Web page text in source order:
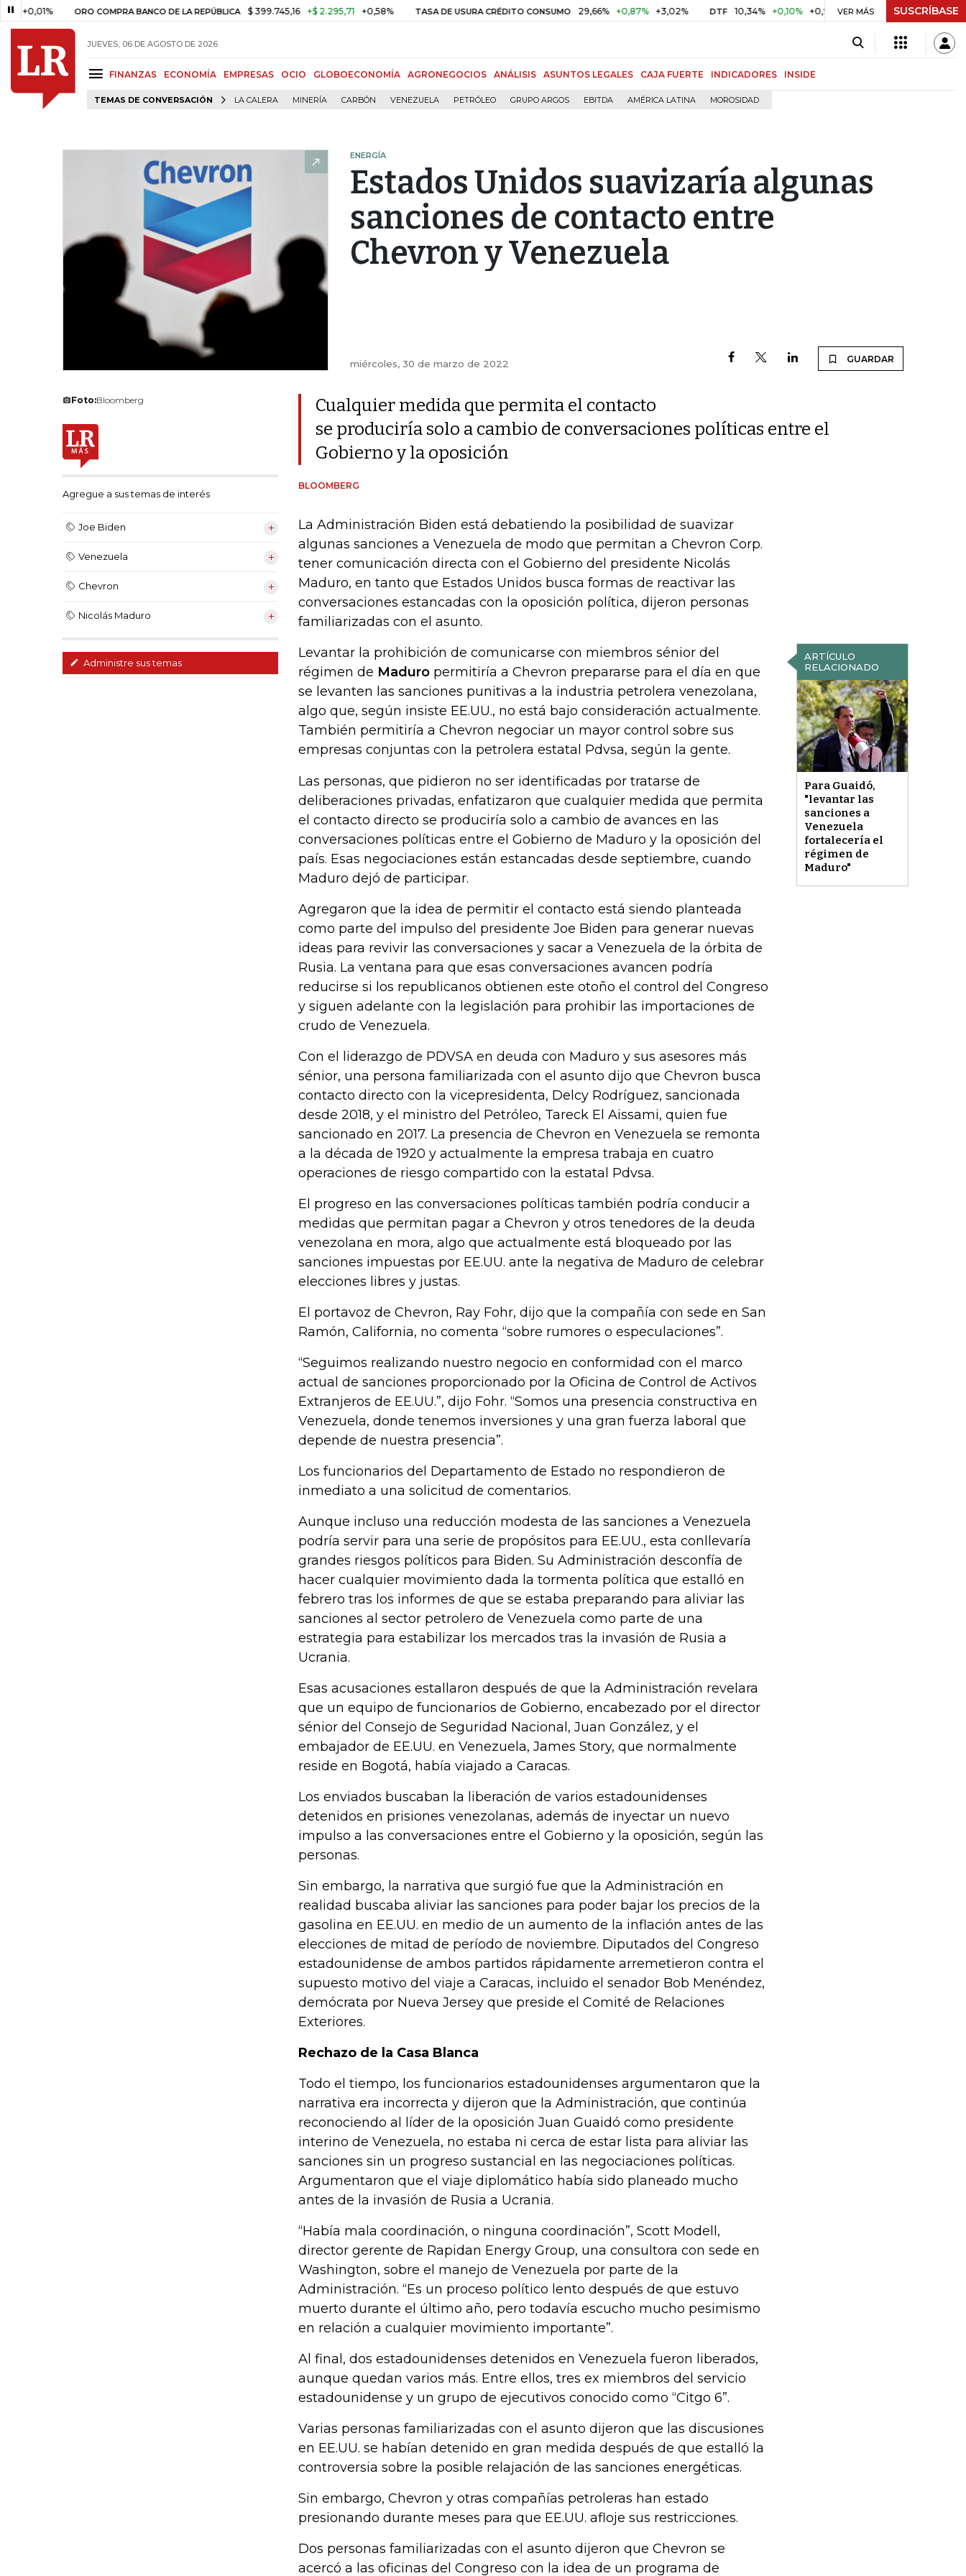
ORO COMPRA BANCO DE LA REPÚBLICA $ 399.745,16 +$ 2.295,71 +0,58% TASA DE USURA CRÉDITO CONSUMO 29,66% +0,87% +3,02% DTF 10,34% +0,10% +0,98% UVR $ 416,86 +$ 0,05 +0,01%
VER MÁS SUSCRÍBASE
JUEVES, 06 DE AGOSTO DE 2026
FINANZAS ECONOMÍA EMPRESAS OCIO GLOBOECONOMÍA AGRONEGOCIOS ANÁLISIS ASUNTOS LEGALES CAJA FUERTE INDICADORES INSIDE
TEMAS DE CONVERSACIÓN LA CALERA MINERÍA CARBÓN VENEZUELA PETRÓLEO GRUPO ARGOS EBITDA AMÉRICA LATINA MOROSIDAD
ENERGÍA
Estados Unidos suavizaría algunas
sanciones de contacto entre
Chevron y Venezuela
miércoles, 30 de marzo de 2022 GUARDAR
Foto:Bloomberg
Agregue a sus temas de interés
Joe Biden
Venezuela
Chevron
Nicolás Maduro
Administre sus temas
Cualquier medida que permita el contacto
se produciría solo a cambio de conversaciones políticas entre el
Gobierno y la oposición
BLOOMBERG
La Administración Biden está debatiendo la posibilidad de suavizar
algunas sanciones a Venezuela de modo que permitan a Chevron Corp.
tener comunicación directa con el Gobierno del presidente Nicolás
Maduro, en tanto que Estados Unidos busca formas de reactivar las
conversaciones estancadas con la oposición política, dijeron personas
familiarizadas con el asunto.
ARTÍCULO
RELACIONADO
Para Guaidó,
"levantar las
sanciones a
Venezuela
fortalecería el
régimen de
Maduro"
Levantar la prohibición de comunicarse con miembros sénior del
régimen de Maduro permitiría a Chevron prepararse para el día en que
se levanten las sanciones punitivas a la industria petrolera venezolana,
algo que, según insiste EE.UU., no está bajo consideración actualmente.
También permitiría a Chevron negociar un mayor control sobre sus
empresas conjuntas con la petrolera estatal Pdvsa, según la gente.
Las personas, que pidieron no ser identificadas por tratarse de
deliberaciones privadas, enfatizaron que cualquier medida que permita
el contacto directo se produciría solo a cambio de avances en las
conversaciones políticas entre el Gobierno de Maduro y la oposición del
país. Esas negociaciones están estancadas desde septiembre, cuando
Maduro dejó de participar.
Agregaron que la idea de permitir el contacto está siendo planteada
como parte del impulso del presidente Joe Biden para generar nuevas
ideas para revivir las conversaciones y sacar a Venezuela de la órbita de
Rusia. La ventana para que esas conversaciones avancen podría
reducirse si los republicanos obtienen este otoño el control del Congreso
y siguen adelante con la legislación para prohibir las importaciones de
crudo de Venezuela.
Con el liderazgo de PDVSA en deuda con Maduro y sus asesores más
sénior, una persona familiarizada con el asunto dijo que Chevron busca
contacto directo con la vicepresidenta, Delcy Rodríguez, sancionada
desde 2018, y el ministro del Petróleo, Tareck El Aissami, quien fue
sancionado en 2017. La presencia de Chevron en Venezuela se remonta
a la década de 1920 y actualmente la empresa trabaja en cuatro
operaciones de riesgo compartido con la estatal Pdvsa.
El progreso en las conversaciones políticas también podría conducir a
medidas que permitan pagar a Chevron y otros tenedores de la deuda
venezolana en mora, algo que actualmente está bloqueado por las
sanciones impuestas por EE.UU. ante la negativa de Maduro de celebrar
elecciones libres y justas.
El portavoz de Chevron, Ray Fohr, dijo que la compañía con sede en San
Ramón, California, no comenta “sobre rumores o especulaciones”.
“Seguimos realizando nuestro negocio en conformidad con el marco
actual de sanciones proporcionado por la Oficina de Control de Activos
Extranjeros de EE.UU.”, dijo Fohr. “Somos una presencia constructiva en
Venezuela, donde tenemos inversiones y una gran fuerza laboral que
depende de nuestra presencia”.
Los funcionarios del Departamento de Estado no respondieron de
inmediato a una solicitud de comentarios.
Aunque incluso una reducción modesta de las sanciones a Venezuela
podría servir para una serie de propósitos para EE.UU., esta conllevaría
grandes riesgos políticos para Biden. Su Administración desconfía de
hacer cualquier movimiento dada la tormenta política que estalló en
febrero tras los informes de que se estaba preparando para aliviar las
sanciones al sector petrolero de Venezuela como parte de una
estrategia para estabilizar los mercados tras la invasión de Rusia a
Ucrania.
Esas acusaciones estallaron después de que la Administración revelara
que un equipo de funcionarios de Gobierno, encabezado por el director
sénior del Consejo de Seguridad Nacional, Juan González, y el
embajador de EE.UU. en Venezuela, James Story, que normalmente
reside en Bogotá, había viajado a Caracas.
Los enviados buscaban la liberación de varios estadounidenses
detenidos en prisiones venezolanas, además de inyectar un nuevo
impulso a las conversaciones entre el Gobierno y la oposición, según las
personas.
Sin embargo, la narrativa que surgió fue que la Administración en
realidad buscaba aliviar las sanciones para poder bajar los precios de la
gasolina en EE.UU. en medio de un aumento de la inflación antes de las
elecciones de mitad de período de noviembre. Diputados del Congreso
estadounidense de ambos partidos rápidamente arremetieron contra el
supuesto motivo del viaje a Caracas, incluido el senador Bob Menéndez,
demócrata por Nueva Jersey que preside el Comité de Relaciones
Exteriores.
Rechazo de la Casa Blanca
Todo el tiempo, los funcionarios estadounidenses argumentaron que la
narrativa era incorrecta y dijeron que la Administración, que continúa
reconociendo al líder de la oposición Juan Guaidó como presidente
interino de Venezuela, no estaba ni cerca de estar lista para aliviar las
sanciones sin un progreso sustancial en las negociaciones políticas.
Argumentaron que el viaje diplomático había sido planeado mucho
antes de la invasión de Rusia a Ucrania.
“Había mala coordinación, o ninguna coordinación”, Scott Modell,
director gerente de Rapidan Energy Group, una consultora con sede en
Washington, sobre el manejo de Venezuela por parte de la
Administración. “Es un proceso político lento después de que estuvo
muerto durante el último año, pero todavía escucho mucho pesimismo
en relación a cualquier movimiento importante”.
Al final, dos estadounidenses detenidos en Venezuela fueron liberados,
aunque quedan varios más. Entre ellos, tres ex miembros del servicio
estadounidense y un grupo de ejecutivos conocido como “Citgo 6”.
Varias personas familiarizadas con el asunto dijeron que las discusiones
en EE.UU. se habían detenido en gran medida después de que estalló la
controversia sobre la posible relajación de las sanciones energéticas.
Sin embargo, Chevron y otras compañías petroleras han estado
presionando durante meses para que EE.UU. afloje sus restricciones.
Dos personas familiarizadas con el asunto dijeron que Chevron se
acercó a las oficinas del Congreso con la idea de un programa de